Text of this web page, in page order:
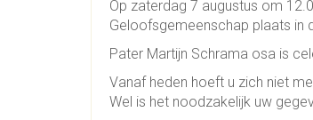
Op zaterdag 7 augustus om
Geloofsgemeenschap plaats in
Pater Martijn Schrama osa is
Vanaf heden hoeft u zich niet
Wel is het noodzakelijk uw